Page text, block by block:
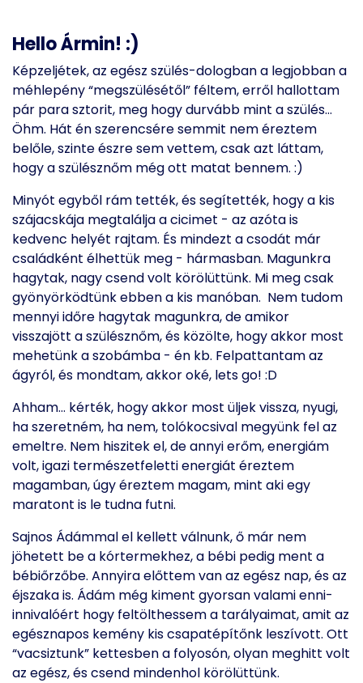
Hello Ármin! :)
Képzeljétek, az egész szülés-dologban a legjobban a
méhlepény “megszülésétől” féltem, erről hallottam
pár para sztorit, meg hogy durvább mint a szülés…
Öhm. Hát én szerencsére semmit nem éreztem
belőle, szinte észre sem vettem, csak azt láttam,
hogy a szülésznőm még ott matat bennem. :)
Minyót egyből rám tették, és segítették, hogy a kis
szájacskája megtalálja a cicimet - az azóta is
kedvenc helyét rajtam. És mindezt a csodát már
családként élhettük meg - hármasban. Magunkra
hagytak, nagy csend volt körölüttünk. Mi meg csak
gyönyörködtünk ebben a kis manóban. Nem tudom
mennyi időre hagytak magunkra, de amikor
visszajött a szülésznőm, és közölte, hogy akkor most
mehetünk a szobámba - én kb. Felpattantam az
ágyról, és mondtam, akkor oké, lets go! :D
Ahham… kérték, hogy akkor most üljek vissza, nyugi,
ha szeretném, ha nem, tolókocsival megyünk fel az
emeltre. Nem hiszitek el, de annyi erőm, energiám
volt, igazi természetfeletti energiát éreztem
magamban, úgy éreztem magam, mint aki egy
maratont is le tudna futni.
Sajnos Ádámmal el kellett válnunk, ő már nem
jöhetett be a kórtermekhez, a bébi pedig ment a
bébiőrzőbe. Annyira előttem van az egész nap, és az
éjszaka is. Ádám még kiment gyorsan valami enni-
innivalóért hogy feltölthessem a tarályaimat, amit az
egésznapos kemény kis csapatépítőnk leszívott. Ott
“vacsiztunk” kettesben a folyosón, olyan meghitt volt
az egész, és csend mindenhol körölüttünk.